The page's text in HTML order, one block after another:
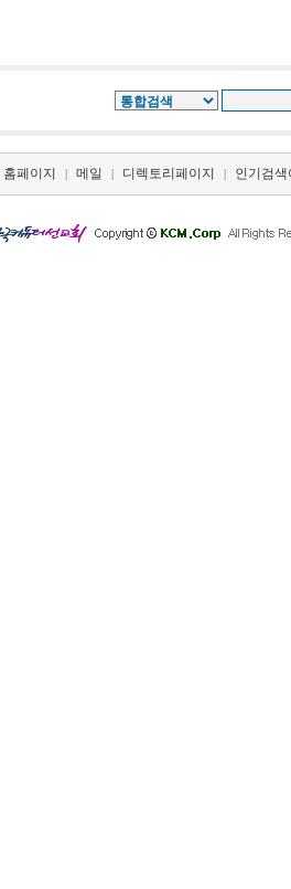
홈페이지 | 메일 | 디렉토리페이지 | 인기검색